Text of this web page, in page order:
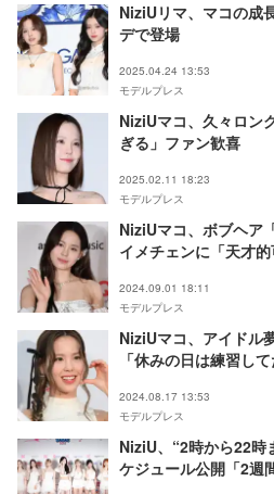
NiziUリマ、マコの成
デで登場
2025.04.24 13:53
モデルプレス
NiziUマコ、久々ロン
ぎる」ファン歓喜
2025.02.11 18:23
モデルプレス
NiziUマコ、ボブヘア
イメチェンに「天才
2024.09.01 18:11
モデルプレス
NiziUマコ、アイドル
「休みの日は練習し
2024.08.17 13:53
モデルプレス
NiziU、“2時から22時
ケジュール公開「2週